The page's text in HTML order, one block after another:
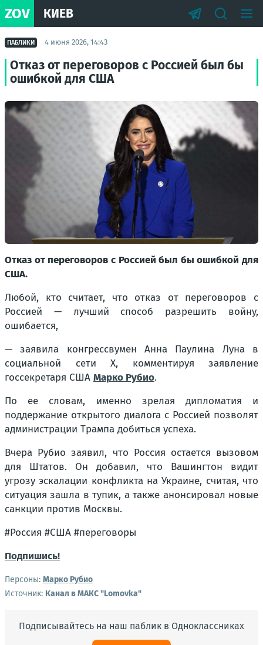
ZOV КИЕВ
ПАБЛИКИ 4 июня 2026, 14:43
Отказ от переговоров с Россией был бы
ошибкой для США
Отказ от переговоров с Россией был бы ошибкой для
США.
Любой, кто считает, что отказ от переговоров с
Россией — лучший способ разрешить войну,
ошибается,
— заявила конгрессвумен Анна Паулина Луна в
социальной сети X, комментируя заявление
госсекретаря США Марко Рубио.
По ее словам, именно зрелая дипломатия и
поддержание открытого диалога с Россией позволят
администрации Трампа добиться успеха.
Вчера Рубио заявил, что Россия остается вызовом
для Штатов. Он добавил, что Вашингтон видит
угрозу эскалации конфликта на Украине, считая, что
ситуация зашла в тупик, а также анонсировал новые
санкции против Москвы.
#Россия #США #переговоры
Подпишись!
Персоны: Марко Рубио
Источник: Канал в МАКС "Lomovka"
Подписывайтесь на наш паблик в Одноклассниках